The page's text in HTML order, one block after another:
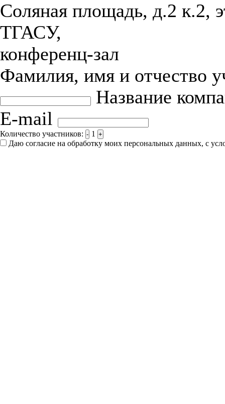
Соляная площадь, д.2 к.2,
ТГАСУ,
конференц-зал
Фамилия, имя и отчество
Название
E-mail
Количество участников: - 1 +
Даю согласие на обработку моих персональных данных, с